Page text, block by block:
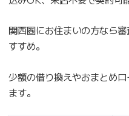
関西圏にお住まいの方なら
すすめ。
少額の借り換えやおまとめ
ます。